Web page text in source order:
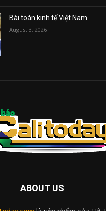
Bài toán kinh tế Việt Nam
August 3, 2026
ABOUT US